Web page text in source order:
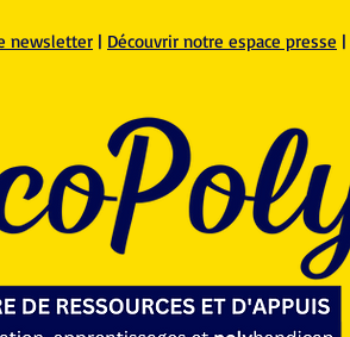
newsletter | Découvrir notre espace presse |